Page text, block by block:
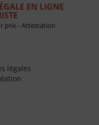
EN LIGNE
prix - Attestation
légales